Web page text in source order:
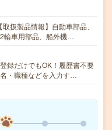
扱製品情報】自動車部品、
輪車用部品、船外機…
録だけでもOK！履歴書不要
・職種などを入力す…